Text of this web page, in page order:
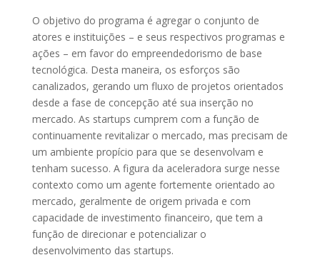
O objetivo do programa é agregar o conjunto de
atores e instituições – e seus respectivos programas e
ações – em favor do empreendedorismo de base
tecnológica. Desta maneira, os esforços são
canalizados, gerando um fluxo de projetos orientados
desde a fase de concepção até sua inserção no
mercado. As startups cumprem com a função de
continuamente revitalizar o mercado, mas precisam de
um ambiente propício para que se desenvolvam e
tenham sucesso. A figura da aceleradora surge nesse
contexto como um agente fortemente orientado ao
mercado, geralmente de origem privada e com
capacidade de investimento financeiro, que tem a
função de direcionar e potencializar o
desenvolvimento das startups.